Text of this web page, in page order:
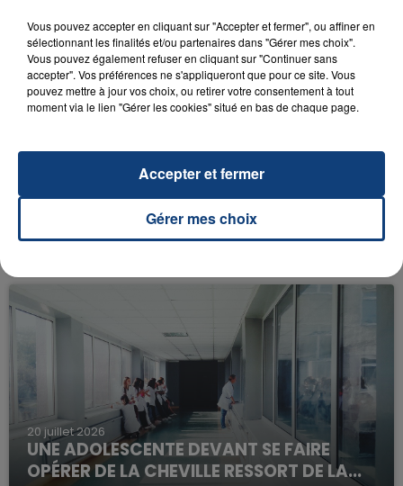
FIL D'ACTU
INCENDIE MORTEL À LENS : UNE FEMME ET
SON BÉBÉ ENTRE LA VIE ET LA...
aspergé sa compagne et leur bébé de trois mois
d'un liquide inflammable.
20 juillet 2026
UNE ADOLESCENTE DEVANT SE FAIRE
OPÉRER DE LA CHEVILLE RESSORT DE LA...
Vous pouvez accepter en cliquant sur "Accepter et fermer", ou affiner en
sélectionnant les finalités et/ou partenaires dans "Gérer mes choix".
Vous pouvez également refuser en cliquant sur "Continuer sans
accepter". Vos préférences ne s'appliqueront que pour ce site. Vous
pouvez mettre à jour vos choix, ou retirer votre consentement à tout
moment via le lien "Gérer les cookies" situé en bas de chaque page.
Gérer mes choix
Accepter et fermer